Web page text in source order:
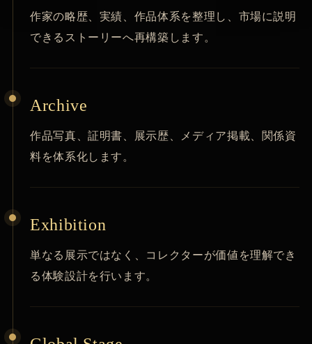
作家の略歴、実績、作品体系を整理し、市場に説明
できるストーリーへ再構築します。
Archive
作品写真、証明書、展示歴、メディア掲載、関係資
料を体系化します。
Exhibition
単なる展示ではなく、コレクターが価値を理解でき
る体験設計を行います。